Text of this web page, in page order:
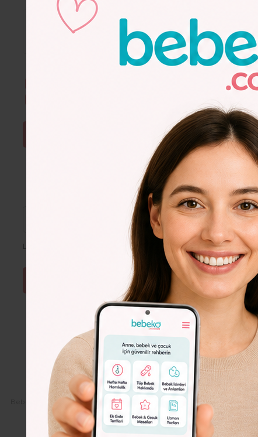
okudum. Onaylıyorum.
ŞİFRE SIFIRLA
Lütfen e-posta adresinizi giriniz
Ek Gıda Tarifleri Bebekler İçin Çorba Tarifleri